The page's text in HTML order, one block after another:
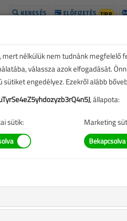
ELŐFIZETÉS TIPP
KERESÉS
Ez a cikk a VL
Töltse le
nélkülük nem tudnánk megfelelő
válassza azok elfogadását.
engedélyez. Ezekről alább
, állapota:
sütik: Marketing